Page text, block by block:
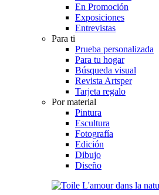
En Promoción
Exposiciones
Entrevistas
Para ti
Prueba personalizada
Para tu hogar
Búsqueda visual
Revista Artsper
Tarjeta regalo
Por material
Pintura
Escultura
Fotografía
Edición
Dibujo
Diseño